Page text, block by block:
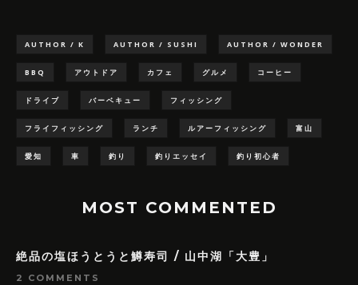
AUTHOR / K AUTHOR / SUSHI AUTHOR / WONDER
BBQ アウトドア カフェ グルメ コーヒー
ドライブ バーベキュー フィッシング
フライフィッシング ランチ ルアーフィッシング 富山
愛知 車 釣り 釣りエッセイ 釣り初心者
MOST COMMENTED
絶品の塩ほうとうと鱒寿司 / 山中湖「大豊」
2 COMMENTS